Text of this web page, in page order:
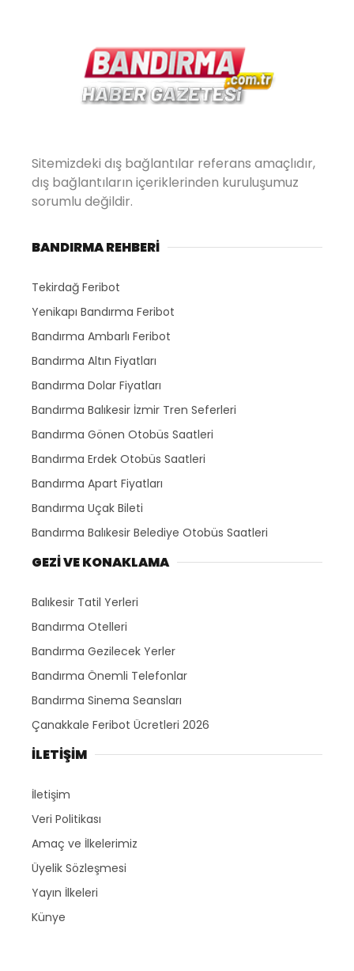
Sitemizdeki dış bağlantılar referans amaçlıdır,
dış bağlantıların içeriklerinden kuruluşumuz
sorumlu değildir.
BANDIRMA REHBERİ
Tekirdağ Feribot
Yenikapı Bandırma Feribot
Bandırma Ambarlı Feribot
Bandırma Altın Fiyatları
Bandırma Dolar Fiyatları
Bandırma Balıkesir İzmir Tren Seferleri
Bandırma Gönen Otobüs Saatleri
Bandırma Erdek Otobüs Saatleri
Bandırma Apart Fiyatları
Bandırma Uçak Bileti
Bandırma Balıkesir Belediye Otobüs Saatleri
GEZİ VE KONAKLAMA
Balıkesir Tatil Yerleri
Bandırma Otelleri
Bandırma Gezilecek Yerler
Bandırma Önemli Telefonlar
Bandırma Sinema Seansları
Çanakkale Feribot Ücretleri 2026
İLETİŞİM
İletişim
Veri Politikası
Amaç ve İlkelerimiz
Üyelik Sözleşmesi
Yayın İlkeleri
Künye